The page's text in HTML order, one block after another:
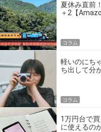
夏休み直前
＋2【
コラム
軽いのにち
ち出して分
コラム
1万円台で
に使えるの